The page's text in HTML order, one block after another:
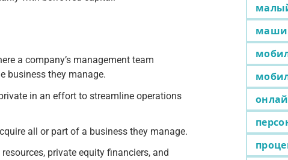
a company’s management team
business they manage.
in an effort to streamline operations
all or part of a business they manage.
private equity financiers, and